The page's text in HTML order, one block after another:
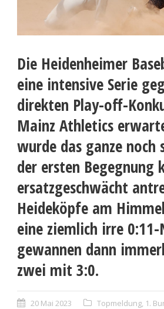
Die Heidenheimer
eine intensive Serie
direkten Play-off-
Mainz Athletics
wurde das ganze noch
der ersten Begegnung
ersatzgeschwächt
Heideköpfe am
eine ziemlich irre
gewannen dann
zwei mit 3:0.
20 Mai 2023 Topmeldung, 1.